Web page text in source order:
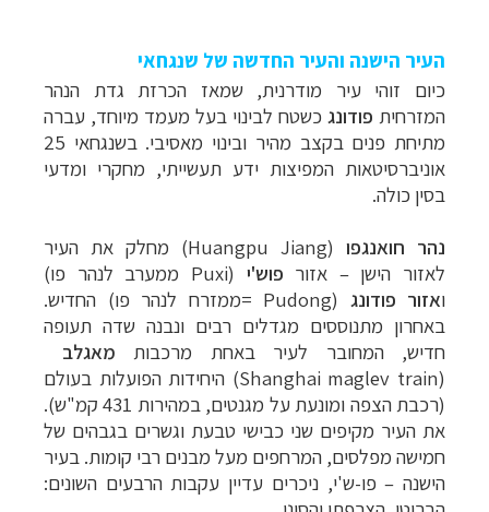
העיר הישנה והעיר החדשה של שנגחאי
כיום זוהי עיר מודרנית, שמאז הכרזת גדת הנהר
המזרחית פודונג כשטח לבינוי בעל מעמד מיוחד, עברה
מתיחת פנים בקצב מהיר ובינוי מאסיבי. בשנגחאי 25
אוניברסיטאות המפיצות ידע תעשייתי, מחקרי ומדעי
בסין כולה.
נהר חואנגפו (Huangpu Jiang)
מחלק את העיר
לאזור הישן – אזור פוש'י (
Puxi ממערב לנהר פו)
ואזור פודונג (
Pudong =ממזרח לנהר פו) החדיש.
באחרון מתנוססים מגדלים רבים ונבנה שדה תעופה
חדיש, המחובר לעיר באחת מרכבות מאגלב
(Shanghai maglev train) היחידות הפועלות בעולם
(רכבת הצפה ומונעת על מגנטים, במהירות 431 קמ"ש).
את העיר מקיפים שני כבישי טבעת וגשרים בגבהים של
חמישה מפלסים, המרחפים מעל מבנים רבי קומות. בעיר
הישנה – פו-ש'י, ניכרים עדיין עקבות הרבעים השונים: